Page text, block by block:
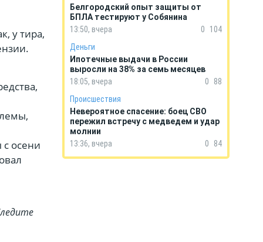
у тира,
осени
Белгородский опыт защиты от
БПЛА тестируют у Собянина
13:50, вчера
0
104
Деньги
Ипотечные выдачи в России
выросли на 38% за семь месяцев
18:05, вчера
0
88
Происшествия
Невероятное спасение: боец СВО
пережил встречу с медведем и удар
молнии
13:36, вчера
0 84